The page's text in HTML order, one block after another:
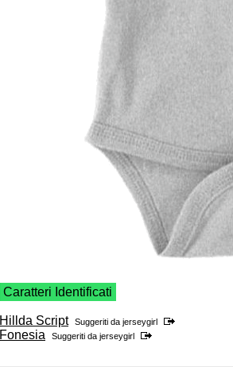
Caratteri Identificati
Hillda Script Suggeriti da jerseygirl
Fonesia Suggeriti da jerseygirl